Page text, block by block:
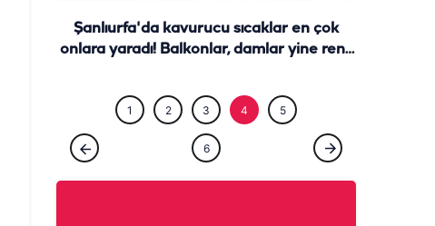
Şanlıurfa'da kavurucu sıcaklar en çok
onlara yaradı! Balkonlar, damlar yine renk
1 2 3 4 5
6